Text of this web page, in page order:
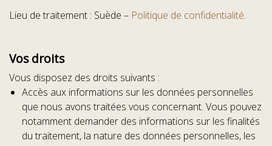
Lieu de traitement : Suède – Politique de confidentialité.
Vos droits
Vous disposez des droits suivants :
Accès aux informations sur les données personnelles
que nous avons traitées vous concernant. Vous pouvez
notamment demander des informations sur les finalités
du traitement, la nature des données personnelles, les